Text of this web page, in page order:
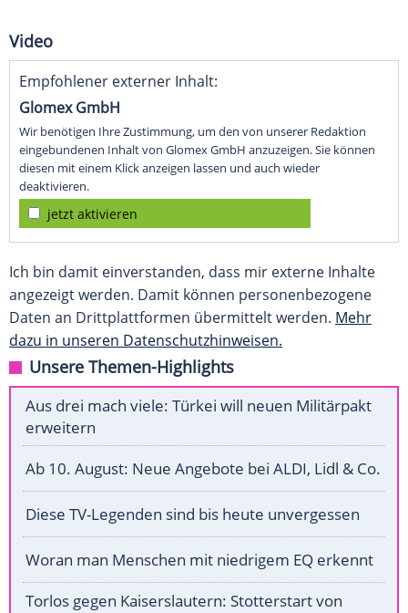
Video
Empfohlener externer Inhalt:
Glomex GmbH
Wir benötigen Ihre Zustimmung, um den von unserer Redaktion
eingebundenen Inhalt von Glomex GmbH anzuzeigen. Sie können
diesen mit einem Klick anzeigen lassen und auch wieder
deaktivieren.
jetzt aktivieren
Ich bin damit einverstanden, dass mir externe Inhalte
angezeigt werden. Damit können personenbezogene
Daten an Drittplattformen übermittelt werden. Mehr
dazu in unseren Datenschutzhinweisen.
Unsere Themen-Highlights
Aus drei mach viele: Türkei will neuen Militärpakt
erweitern
Ab 10. August: Neue Angebote bei ALDI, Lidl & Co.
Diese TV-Legenden sind bis heute unvergessen
Woran man Menschen mit niedrigem EQ erkennt
Torlos gegen Kaiserslautern: Stotterstart von